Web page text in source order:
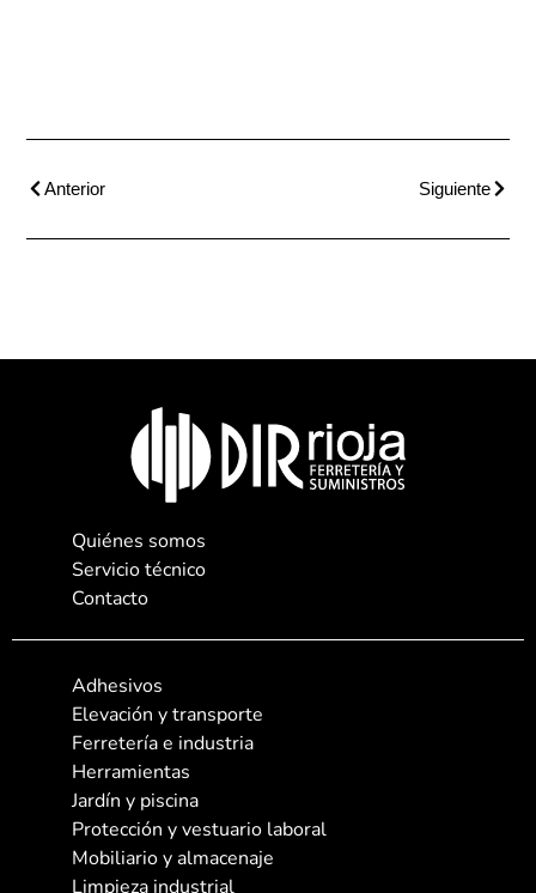
Anterior Siguiente
Quiénes somos
Servicio técnico
Contacto
Adhesivos
Elevación y transporte
Ferretería e industria
Herramientas
Jardín y piscina
Protección y vestuario laboral
Mobiliario y almacenaje
Limpieza industrial